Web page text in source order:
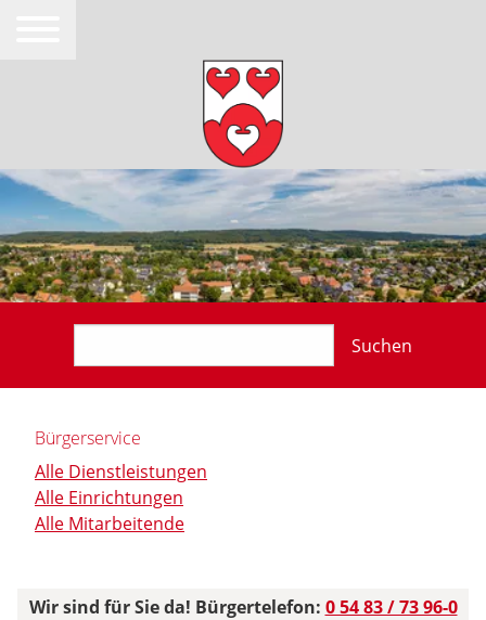
Suchen
Bürgerservice
Alle Dienstleistungen
Alle Einrichtungen
Alle Mitarbeitende
Wir sind für Sie da! Bürgertelefon: 0 54 83 / 73 96-0